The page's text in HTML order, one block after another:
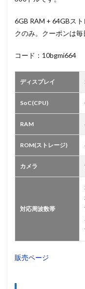
6GB RAM + 64GBス
クのみ。クーポンは毎
コード：10bgmi664
ディスプレイ
SoC(CPU)
RAM
ROM(ストレージ)
カメラ
対応周波数帯
販売ページ